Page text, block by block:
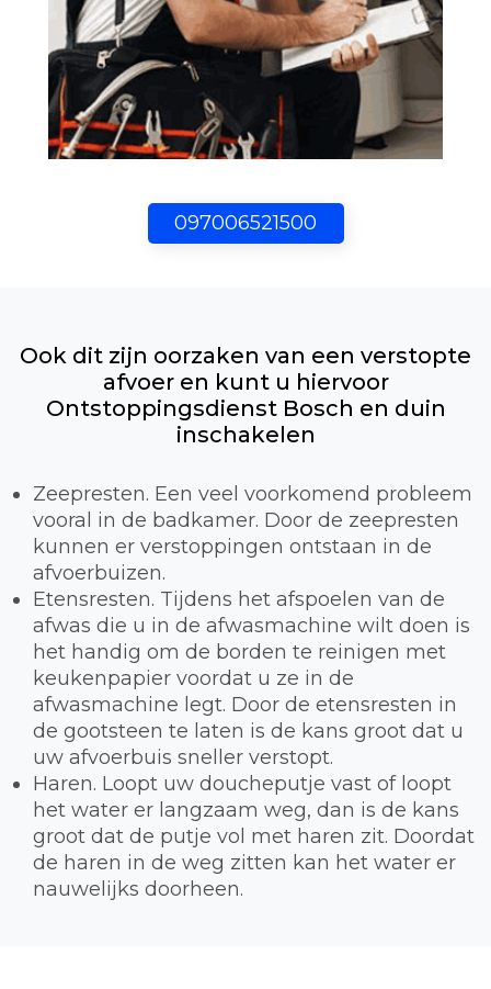
097006521500
Ook dit zijn oorzaken van een verstopte
afvoer en kunt u hiervoor
Ontstoppingsdienst Bosch en duin
inschakelen
Zeepresten. Een veel voorkomend probleem
vooral in de badkamer. Door de zeepresten
kunnen er verstoppingen ontstaan in de
afvoerbuizen.
Etensresten. Tijdens het afspoelen van de
afwas die u in de afwasmachine wilt doen is
het handig om de borden te reinigen met
keukenpapier voordat u ze in de
afwasmachine legt. Door de etensresten in
de gootsteen te laten is de kans groot dat u
uw afvoerbuis sneller verstopt.
Haren. Loopt uw doucheputje vast of loopt
het water er langzaam weg, dan is de kans
groot dat de putje vol met haren zit. Doordat
de haren in de weg zitten kan het water er
nauwelijks doorheen.